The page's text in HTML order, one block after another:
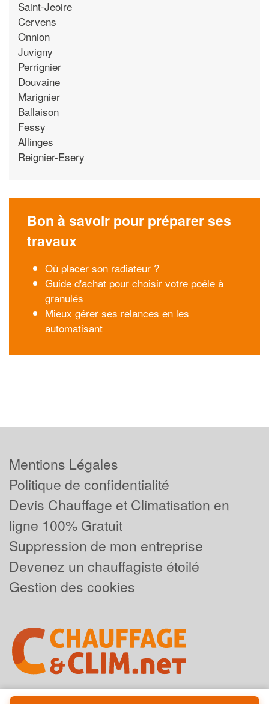
Saint-Jeoire
Cervens
Onnion
Juvigny
Perrignier
Douvaine
Marignier
Ballaison
Fessy
Allinges
Reignier-Esery
Bon à savoir pour préparer ses
travaux
Où placer son radiateur ?
Guide d'achat pour choisir votre poêle à
granulés
Mieux gérer ses relances en les
automatisant
Mentions Légales
Politique de confidentialité
Devis Chauffage et Climatisation en
ligne 100% Gratuit
Suppression de mon entreprise
Devenez un chauffagiste étoilé
Gestion des cookies